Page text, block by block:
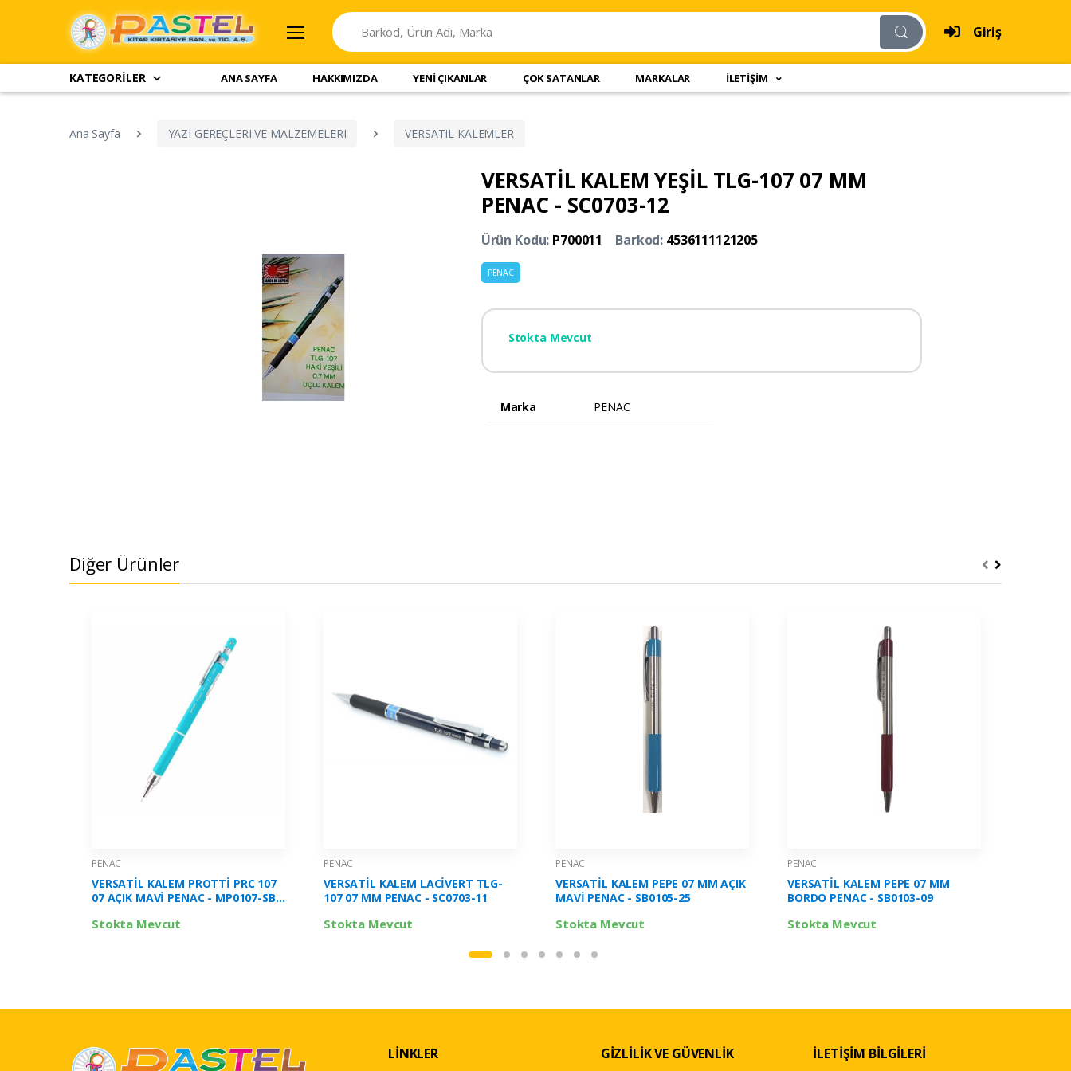
Giriş
KATEGORİLER ANA SAYFA HAKKIMIZDA YENİ ÇIKANLAR ÇOK SATANLAR MARKALAR İLETİŞİM
Ana Sayfa YAZI GEREÇLERI VE MALZEMELERI VERSATIL KALEMLER
VERSATİL KALEM YEŞİL TLG-107 07 MM
PENAC - SC0703-12
Ürün Kodu: P700011 Barkod: 4536111121205
PENAC
Stokta Mevcut
Marka PENAC
Diğer Ürünler
PENAC
VERSATİL KALEM PROTTİ PRC 107
07 AÇIK MAVİ PENAC - MP0107-SB-
Stokta Mevcut
PENAC
VERSATİL KALEM LACİVERT TLG-
107 07 MM PENAC - SC0703-11
Stokta Mevcut
PENAC
VERSATİL KALEM PEPE 07 MM AÇIK
MAVİ PENAC - SB0105-25
Stokta Mevcut
PENAC
VERSATİL KALEM PEPE 07 MM
BORDO PENAC - SB0103-09
Stokta Mevcut
LİNKLER GİZLİLİK VE GÜVENLİK İLETİŞİM BİLGİLERİ